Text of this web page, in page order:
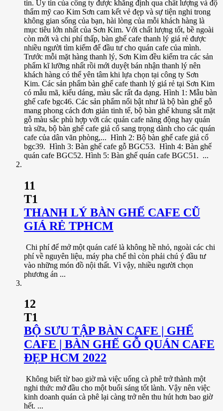
tin. Uy tín của công ty được khẳng định qua chất lượng và độ
thẩm mỹ cao Kim Sơn cam kết vẻ đẹp và sự tiện nghi trong
không gian sống của bạn, hài lòng của mỗi khách hàng là
mục tiêu lớn nhất của Sơn Kim. Với chất lượng tốt, bề ngoài
còn mới và chi phí thấp, bàn ghế cafe thanh lý giá rẻ được
nhiều người tìm kiếm để đầu tư cho quán cafe của mình.
Trước mỗi mặt hàng thanh lý, Sơn Kim đều kiểm tra các sản
phẩm kĩ lưỡng nhất rồi mới duyệt bán nhận thanh lý nên
khách hàng có thể yên tâm khi lựa chọn tại công ty Sơn
Kim. Các sản phẩm bàn ghế cafe thanh lý giá rẻ tại Sơn Kim
có mẫu mã, kiểu dáng, màu sắc rất đa dạng. Hình 1: Mẫu bàn
ghế cafe bgc46. Các sản phẩm nổi bật như là bộ bàn ghế gỗ
mang phong cách đơn giản tinh tế, bộ bàn ghế khung sắt mặt
gỗ màu sắc phù hợp với các quán cafe năng động hay quán
trà sữa, bộ bàn ghế cafe giả cổ sang trọng dành cho các quán
cafe của dân văn phòng,... Hình 2: Bộ bàn ghế cafe giả cổ
bgc39. Hình 3: Bàn ghế cafe gỗ BGC53. Hình 4: Bàn ghế
quán cafe BGC52. Hình 5: Bàn ghế quán cafe BGC51. ...
11
T1
THANH LÝ BÀN GHẾ CAFE CŨ
GIÁ RẺ TPHCM
Chi phí để mở một quán café là không hề nhỏ, ngoài các chi
phí về nguyên liệu, máy pha chế thì còn phải chú ý đầu tư
vào những món đồ nội thất. Vì vậy, nhiều người chọn
phương án ...
12
T1
BỘ SƯU TẬP BÀN CAFE | GHẾ
CAFE | BÀN GHẾ GỖ QUÁN CAFE
ĐẸP HCM 2022
Không biết từ bao giờ mà việc uống cà phê trở thành một
nghi thức mở đầu cho một buổi sáng tốt lành. Vậy nên việc
kinh doanh quán cà phê lại càng trở nên thu hút hơn bao giờ
hết. ...